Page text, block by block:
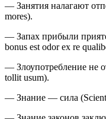
— Занятия налагают
mores).
— Запах прибыли
bonus est odor ex re
— Злоупотребление не
tollit usum).
— Знание — сила